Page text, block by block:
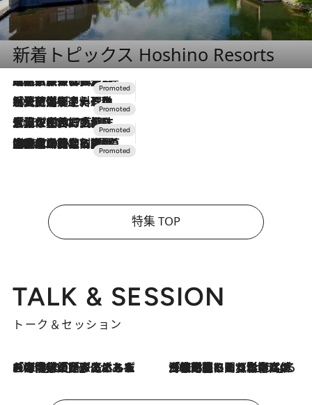
新着トピックス Hoshino Resorts
2026.7.31
【ホテル帰省】という選択肢をOMOが提案。家族とほどよい距離を保つには「昼は実家、夜は気兼ねなくホテルで！」
2026.7.24
【夏限定ディナーコース】旬を迎える稚鮎や花ズッキーニなどをイタリア・トスカーナの郷土料理の手法で満喫！
2026.7.17
「土佐和ハーブかき氷」がOMO7高知に登場！生姜、山椒、大葉など目にも舌にも涼を呼ぶ郷土の味
2026.7.10
NEW OPEN！【界 草津】名湯の地に誕生。趣の異なる2種の温泉と上州ならではの会席・蕎麦割烹など美食を味わう究極の癒やし旅
特集 TOP
TALK & SESSION
トーク＆セッション
2026.8.3
「今後値上げがあるとすれば…」「リスクがあるのは今年の冬」エネルギー専門家が語る、ホルムズ海峡封鎖が家庭にもたらす“ある心配” 2026.8.3
「住宅建てられない…」「サーチャージ料の高値が続いている」ホルムズ海峡封鎖による影響はいつまで続く？《エネルギー専門家に聞く“どうなる日本の暮らし”》